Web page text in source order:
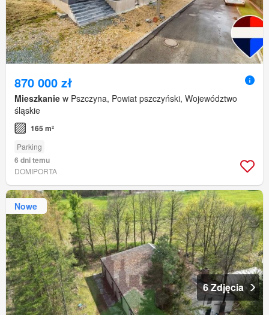
870 000 zł
Mieszkanie w Pszczyna, Powiat pszczyński, Województwo
śląskie
165 m²
Parking
6 dni temu
DOMIPORTA
Nowe
6 Zdjęcia